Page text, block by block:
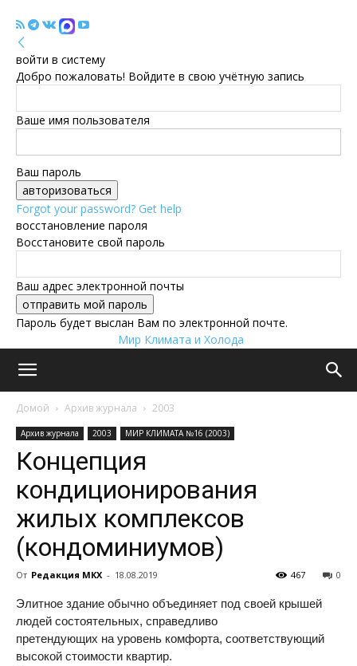
войти в систему
Добро пожаловать! Войдите в свою учётную запись
Ваше имя пользователя
Ваш пароль
Forgot your password? Get help
восстановление пароля
Восстановите свой пароль
Ваш адрес электронной почты
Пароль будет выслан Вам по электронной почте.
Мир Климата и Холода
Домой Архив журнала 2003
Архив журнала 2003 МИР КЛИМАТА №16 (2003)
Концепция
кондиционирования
жилых комплексов
(кондоминиумов)
От Редакция МКХ - 18.08.2019 0
467
Элитное здание обычно объединяет под своей крышей
людей состоятельных, справедливо
претендующих на уровень комфорта, соответствующий
высокой стоимости квартир.